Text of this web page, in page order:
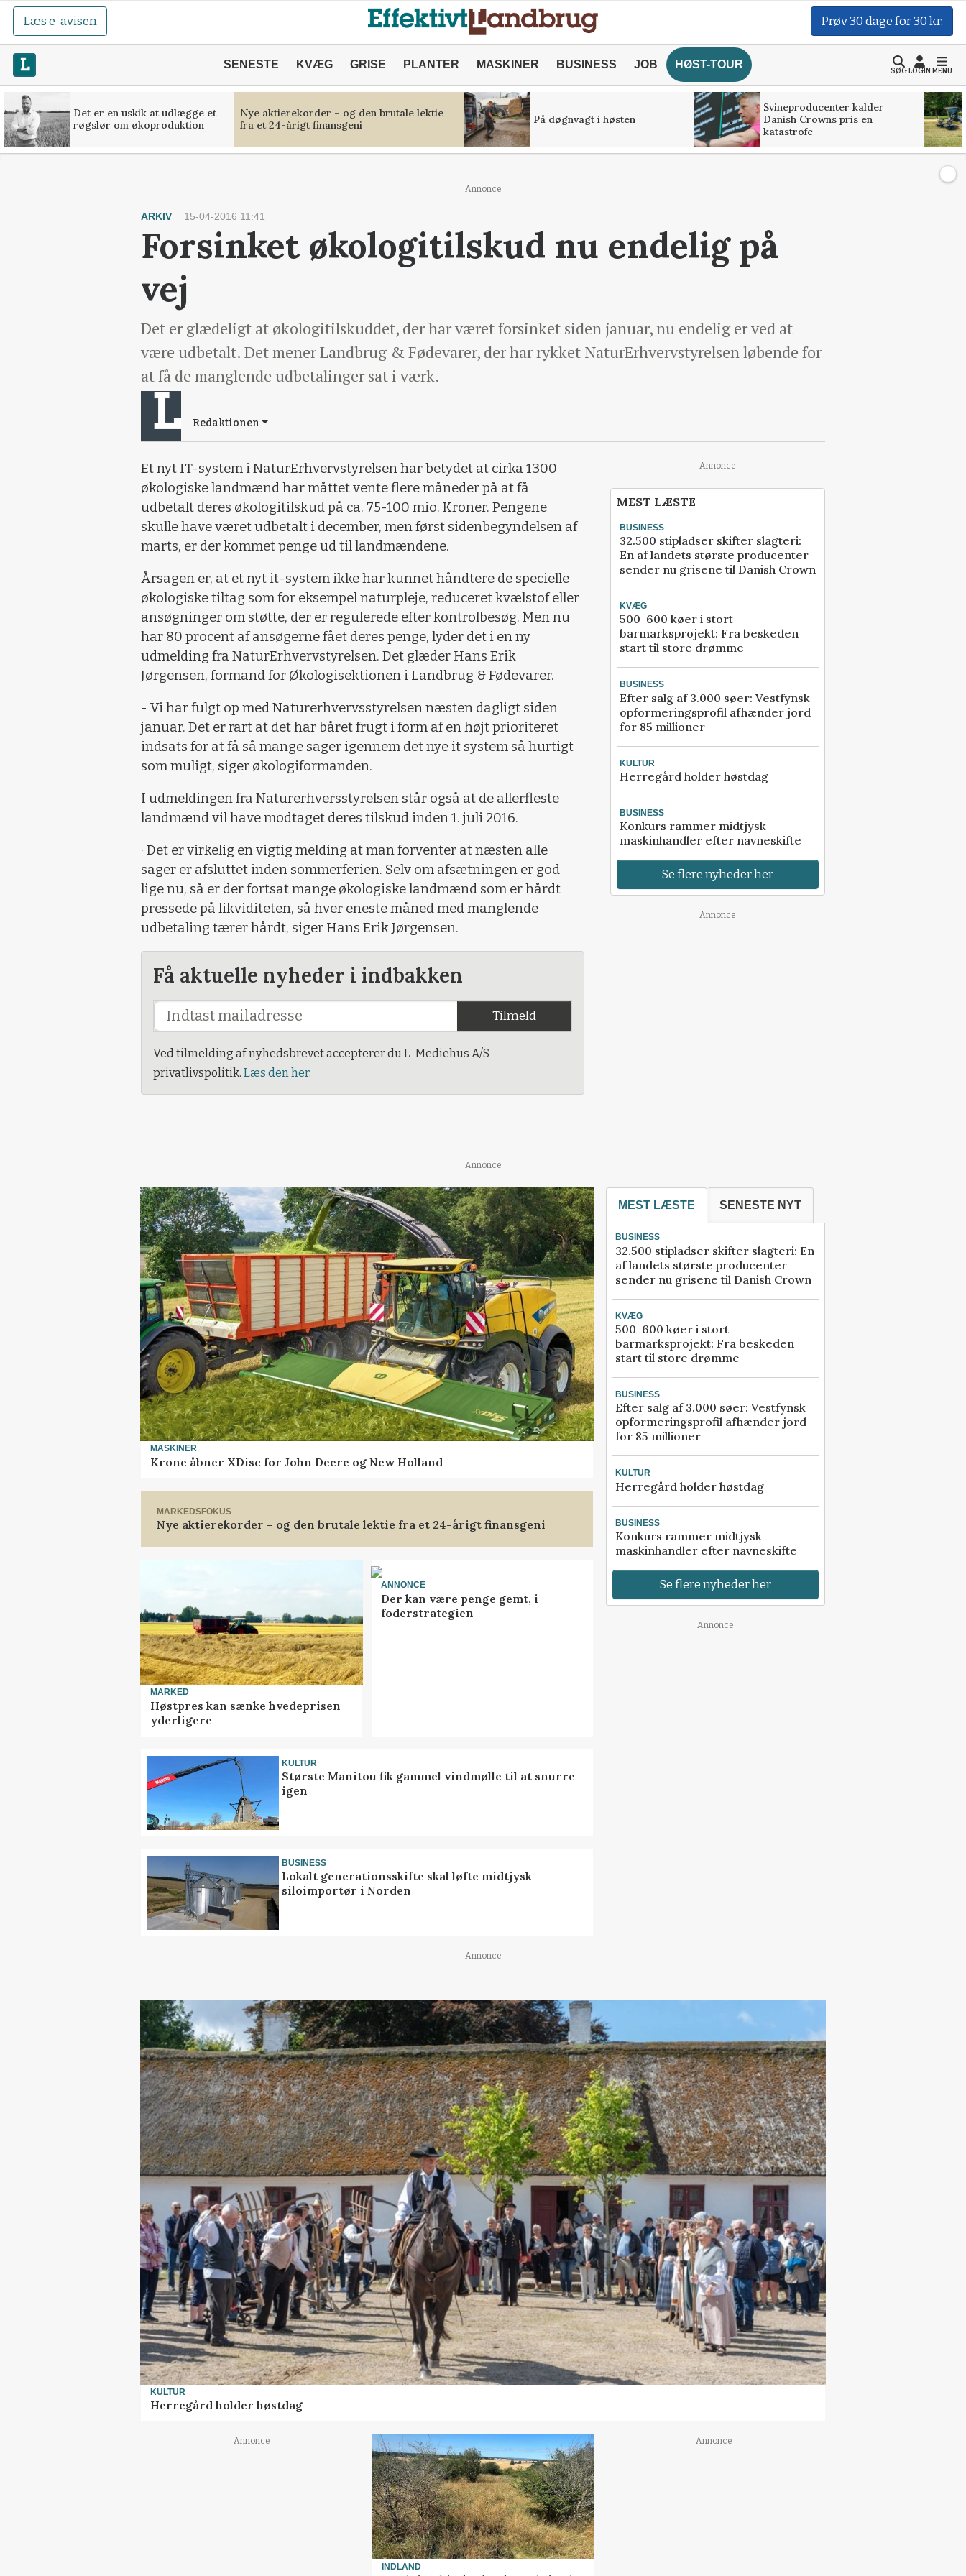
Læs e-avisen Prøv 30 dage for 30 kr.
SENESTE KVÆG GRISE PLANTER MASKINER BUSINESS JOB HØST-TOUR
SØGLOGINMENU
Det er en uskik at udlægge et
røgslør om økoproduktion
Nye aktierekorder – og den brutale lektie
fra et 24-årigt finansgeni
På døgnvagt i høsten
Svineproducenter kalder
Danish Crowns pris en
katastrofe
Annonce
ARKIV 15-04-2016 11:41
Forsinket økologitilskud nu endelig på
vej
Det er glædeligt at økologitilskuddet, der har været forsinket siden januar, nu endelig er ved at
være udbetalt. Det mener Landbrug & Fødevarer, der har rykket NaturErhvervstyrelsen løbende for
at få de manglende udbetalinger sat i værk.
Redaktionen
Et nyt IT-system i NaturErhvervstyrelsen har betydet at cirka 1300
økologiske landmænd har måttet vente flere måneder på at få
udbetalt deres økologitilskud på ca. 75-100 mio. Kroner. Pengene
skulle have været udbetalt i december, men først sidenbegyndelsen af
marts, er der kommet penge ud til landmændene.
Årsagen er, at et nyt it-system ikke har kunnet håndtere de specielle
økologiske tiltag som for eksempel naturpleje, reduceret kvælstof eller
ansøgninger om støtte, der er regulerede efter kontrolbesøg. Men nu
har 80 procent af ansøgerne fået deres penge, lyder det i en ny
udmelding fra NaturErhvervstyrelsen. Det glæder Hans Erik
Jørgensen, formand for Økologisektionen i Landbrug & Fødevarer.
- Vi har fulgt op med Naturerhvervsstyrelsen næsten dagligt siden
januar. Det er rart at det har båret frugt i form af en højt prioriteret
indsats for at få så mange sager igennem det nye it system så hurtigt
som muligt, siger økologiformanden.
I udmeldingen fra Naturerhversstyrelsen står også at de allerfleste
landmænd vil have modtaget deres tilskud inden 1. juli 2016.
· Det er virkelig en vigtig melding at man forventer at næsten alle
sager er afsluttet inden sommerferien. Selv om afsætningen er god
lige nu, så er der fortsat mange økologiske landmænd som er hårdt
pressede på likviditeten, så hver eneste måned med manglende
udbetaling tærer hårdt, siger Hans Erik Jørgensen.
Få aktuelle nyheder i indbakken
Tilmeld
Ved tilmelding af nyhedsbrevet accepterer du L-Mediehus A/S
privatlivspolitik. Læs den her.
Annonce
MEST LÆSTE
BUSINESS
32.500 stipladser skifter slagteri:
En af landets største producenter
sender nu grisene til Danish Crown
KVÆG
500-600 køer i stort
barmarksprojekt: Fra beskeden
start til store drømme
BUSINESS
Efter salg af 3.000 søer: Vestfynsk
opformeringsprofil afhænder jord
for 85 millioner
KULTUR
Herregård holder høstdag
BUSINESS
Konkurs rammer midtjysk
maskinhandler efter navneskifte
Se flere nyheder her
Annonce
Annonce
MASKINER
Krone åbner XDisc for John Deere og New Holland
MARKEDSFOKUS
Nye aktierekorder – og den brutale lektie fra et 24-årigt finansgeni
MARKED
Høstpres kan sænke hvedeprisen
yderligere
ANNONCE
Der kan være penge gemt, i
foderstrategien
KULTUR
Største Manitou fik gammel vindmølle til at snurre
igen
BUSINESS
Lokalt generationsskifte skal løfte midtjysk
siloimportør i Norden
MEST LÆSTE SENESTE NYT
BUSINESS
32.500 stipladser skifter slagteri: En
af landets største producenter
sender nu grisene til Danish Crown
KVÆG
500-600 køer i stort
barmarksprojekt: Fra beskeden
start til store drømme
BUSINESS
Efter salg af 3.000 søer: Vestfynsk
opformeringsprofil afhænder jord
for 85 millioner
KULTUR
Herregård holder høstdag
BUSINESS
Konkurs rammer midtjysk
maskinhandler efter navneskifte
Se flere nyheder her
Annonce
Annonce
KULTUR
Herregård holder høstdag
Annonce
INDLAND
Annonce